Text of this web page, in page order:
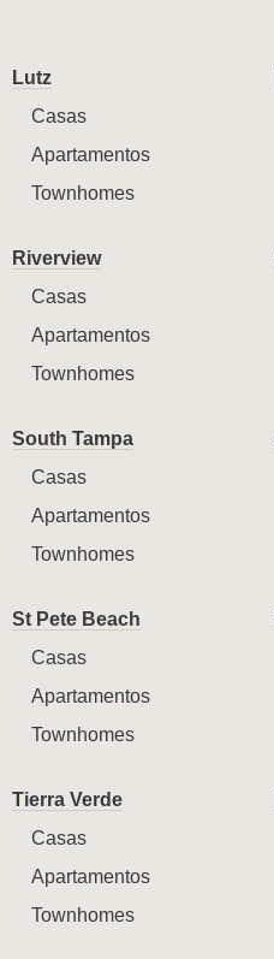
Lutz
Casas
Apartamentos
Townhomes
Riverview
Casas
Apartamentos
Townhomes
South Tampa
Casas
Apartamentos
Townhomes
St Pete Beach
Casas
Apartamentos
Townhomes
Tierra Verde
Casas
Apartamentos
Townhomes